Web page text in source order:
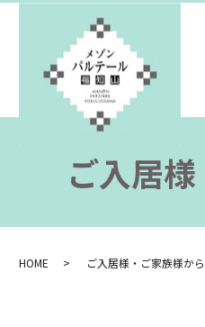
ご入居
HOME ご入居様・ご家族様か